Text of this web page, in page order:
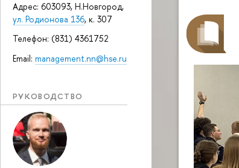
Адрес: 603093, Н.Новгород,
ул. Родионова 136, к. 307
Телефон: (831) 4361752
Email: management.nn@hse.ru
РУКОВОДСТВО